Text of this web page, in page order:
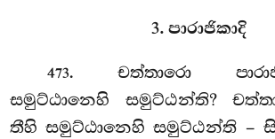
3. පාරාජිකාදි
473. චත්තාරො
සමුට්ඨානෙහි සමුට්ඨන්ති?
තීහි සමුට්ඨානෙහි සමුට්ඨන්ති –